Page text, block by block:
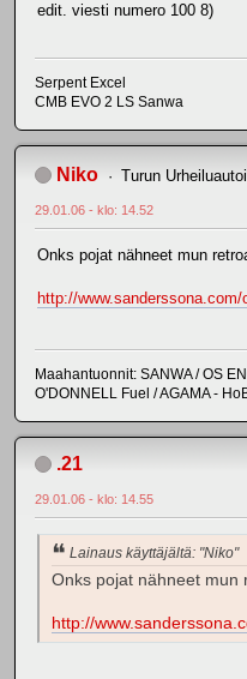
edit. viesti numero 100 8)
Serpent Excel
CMB EVO 2 LS Sanwa
Niko Turun
29.01.06 - klo: 14.52
Onks pojat nähneet mun
http://
Maahantuonnit: SANWA / OS
O'DONNELL Fuel / AGAMA -
.21
29.01.06 - klo: 14.55
Lainaus käyttäjältä: "Niko"
Onks pojat nähneet mun
http://